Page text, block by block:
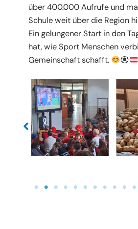
über 400.000 Aufrufe und
Schule weit über die Region
Ein gelungener Start in den
hat, wie Sport Menschen
Gemeinschaft schafft.